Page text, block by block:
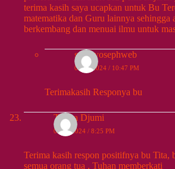
terima kasih saya ucapkan untuk Bu
matematika dan Guru lainnya sehingga
berkembang dan menuai ilmu untuk
santoyosephweb
09/26/2024 / 10:47 PM
Terimakasih Responya bu
Teresa Djumi
09/28/2024 / 8:25 PM
Terima kasih respon positifnya bu Tita,
semua orang tua , Tuhan memberkati